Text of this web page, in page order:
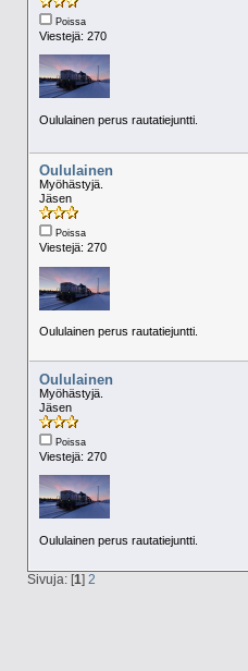
Poissa
Viestejä: 270
Oululainen perus rautatiejuntti.
Oululainen
Myöhästyjä.
Jäsen
Poissa
Viestejä: 270
Oululainen perus rautatiejuntti.
Oululainen
Myöhästyjä.
Jäsen
Poissa
Viestejä: 270
Oululainen perus rautatiejuntti.
Sivuja: [1] 2